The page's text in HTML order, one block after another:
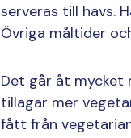
serveras till havs.
Övriga måltider
Det går åt mycket
tillagar mer
fått från